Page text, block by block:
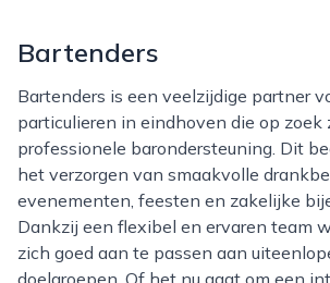
Bartenders
Bartenders is een veelzijdige partner voor bedrijven en
particulieren in eindhoven die op zoek
professionele barondersteuning. Dit
het verzorgen van smaakvolle
evenementen, feesten en zakelijke
Dankzij een flexibel en ervaren team
zich goed aan te passen aan
doelgroepen. Of het nu gaat om een